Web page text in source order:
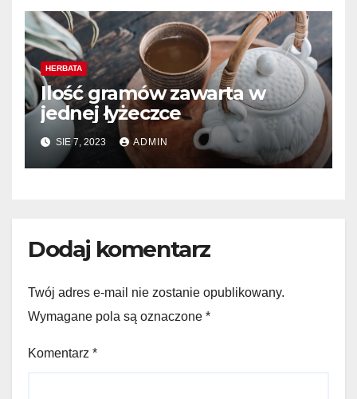
HERBATA
Ilość gramów zawarta w
jednej łyżeczce
SIE 7, 2023 ADMIN
Dodaj komentarz
Twój adres e-mail nie zostanie opublikowany.
Wymagane pola są oznaczone *
Komentarz *